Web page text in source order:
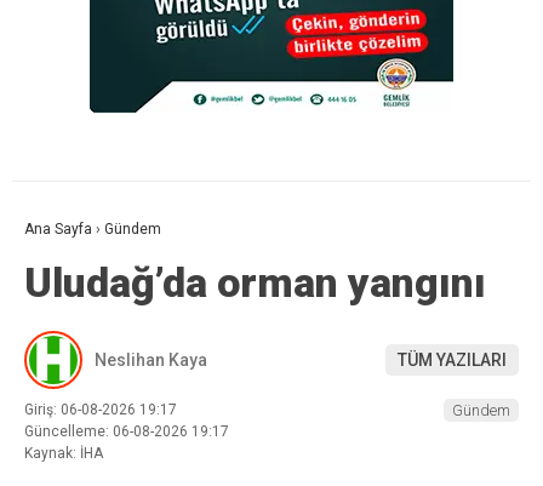
Ana Sayfa › Gündem
Uludağ’da orman yangını
Neslihan Kaya TÜM YAZILARI
Giriş: 06-08-2026 19:17
Güncelleme: 06-08-2026 19:17
Kaynak: İHA
Gündem